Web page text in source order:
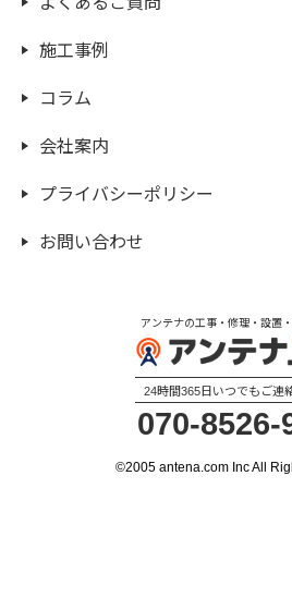
アンテナの工事・修理・設置
24時間365日いつでもご連
070-8526-
施工事例
コラム
会社案内
プライバシーポリシー
お問い合わせ
©2005 antena.com Inc All